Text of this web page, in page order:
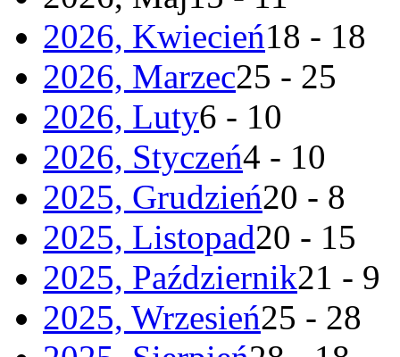
2026, Kwiecień18 - 18
2026, Marzec25 - 25
2026, Luty6 - 10
2026, Styczeń4 - 10
2025, Grudzień20 - 8
2025, Listopad20 - 15
2025, Październik21 - 9
2025, Wrzesień25 - 28